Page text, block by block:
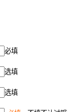
必填
选填
选填